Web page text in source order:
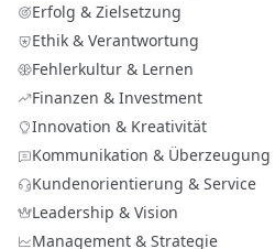
Erfolg & Zielsetzung
Ethik & Verantwortung
Fehlerkultur & Lernen
Finanzen & Investment
Innovation & Kreativität
Kommunikation & Überzeugung
Kundenorientierung & Service
Leadership & Vision
Management & Strategie